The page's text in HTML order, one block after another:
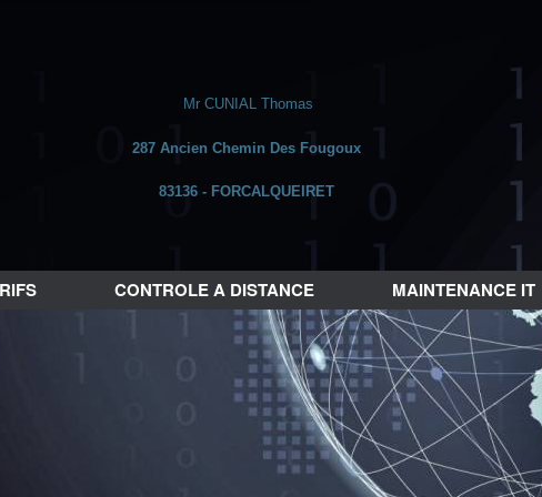
Mr CUNIAL Thomas
287 Ancien Chemin Des Fougoux
83136 - FORCALQUEIRET
CONTROLE A DISTANCE MAINTENANCE IT